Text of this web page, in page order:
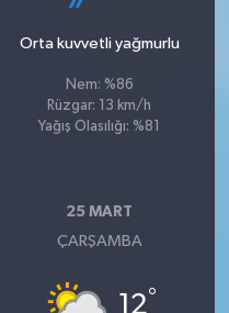
Orta kuvvetli yağmurlu
Nem: %86
Rüzgar: 13 km/h
Yağış Olasılığı: %81
25 MART
ÇARŞAMBA
12°